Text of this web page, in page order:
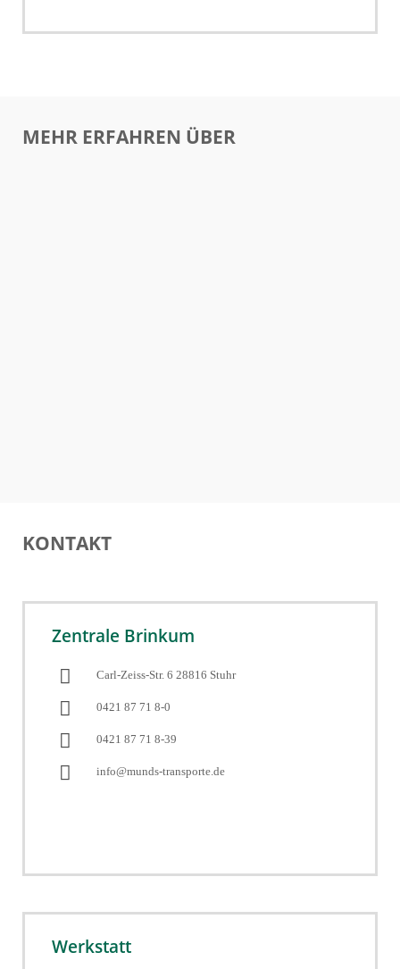
MEHR ERFAHREN ÜBER
KONTAKT
Zentrale Brinkum
Carl-Zeiss-Str. 6 28816 Stuhr
0421 87 71 8-0
0421 87 71 8-39
info@munds-transporte.de
Werkstatt